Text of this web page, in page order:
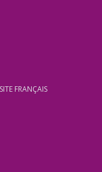
FRANÇAIS